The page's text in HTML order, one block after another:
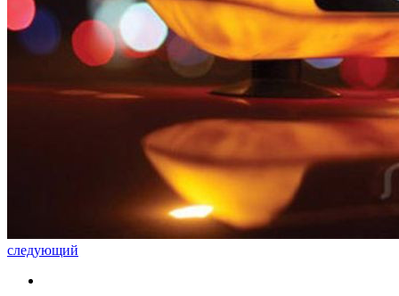
следующий